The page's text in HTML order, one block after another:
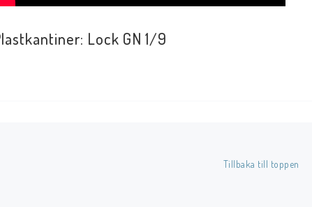
Lock GN 1/9
Tillbaka till toppen